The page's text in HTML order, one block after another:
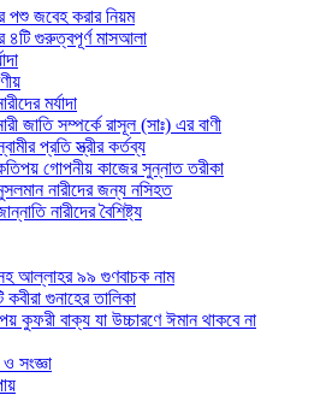
পশু জবেহ করার নিয়ম
৪টি গুরুত্বপূর্ণ মাসআলা
মর্যাদা
জাতি সম্পর্কে রাসূল (সাঃ) এর বাণী
প্রতি স্ত্রীর কর্তব্য
গোপনীয় কাজের সুন্নাত তরীকা
নারীদের জন্য নসিহত
নারীদের বৈশিষ্ট্য
আল্লাহর ৯৯ গুণবাচক নাম
গুনাহের তালিকা
কুফরী বাক্য যা উচ্চারণে ঈমান থাকবে না
ও সংজ্ঞা